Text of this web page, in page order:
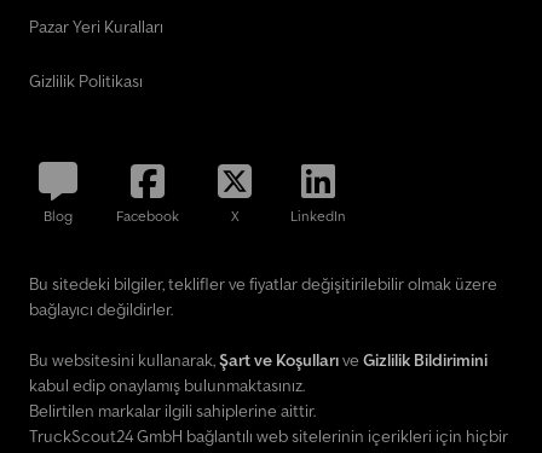
Pazar Yeri Kuralları
Gizlilik Politikası
Blog Facebook X LinkedIn
Bu sitedeki bilgiler, teklifler ve fiyatlar değişitirilebilir olmak üzere
bağlayıcı değildirler.
Bu websitesini kullanarak,Şart ve Koşullarıve Gizlilik Bildirimini
kabul edip onaylamış bulunmaktasınız.
Belirtilen markalar ilgili sahiplerine aittir.
TruckScout24 GmbH bağlantılı web sitelerinin içerikleri için hiçbir